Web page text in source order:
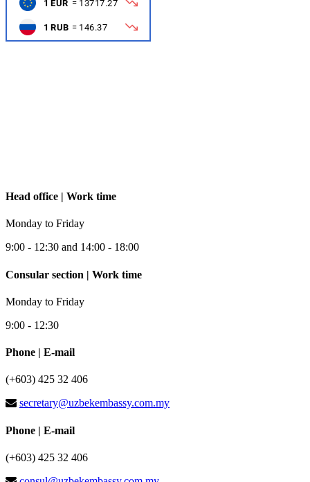
Head office | Work time
Monday to Friday
9:00 - 12:30 and 14:00 - 18:00
Consular section | Work time
Monday to Friday
9:00 - 12:30
Phone | E-mail
(+603) 425 32 406
secretary@uzbekembassy.com.my
Phone | E-mail
(+603) 425 32 406